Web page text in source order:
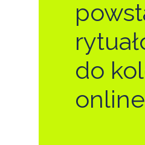
do